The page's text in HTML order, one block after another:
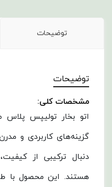
توضیحات
توضیحات
مشخصات کلی:
گزینه‌های کاربردی و
دنبال ترکیبی از
هستند. این محصول با